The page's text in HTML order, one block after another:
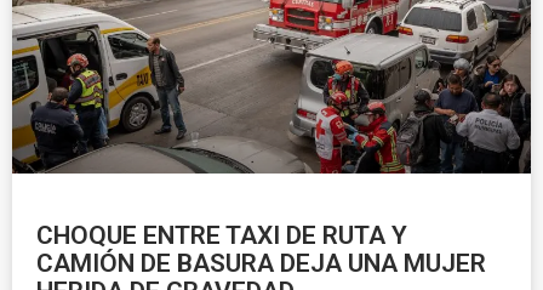
CHOQUE ENTRE TAXI DE RUTA Y
CAMIÓN DE BASURA DEJA UNA MUJER